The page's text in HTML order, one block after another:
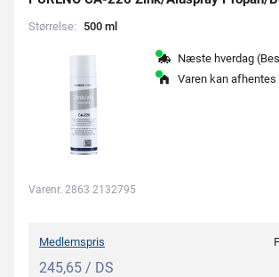
Størrelse: 500 m
Næste hverdag
Varen kan afhentes
Varenr. 2863 2132795
Medlemspris
245,65 / DS